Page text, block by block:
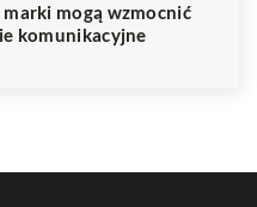
mogą wzmocnić
komunikacyjne